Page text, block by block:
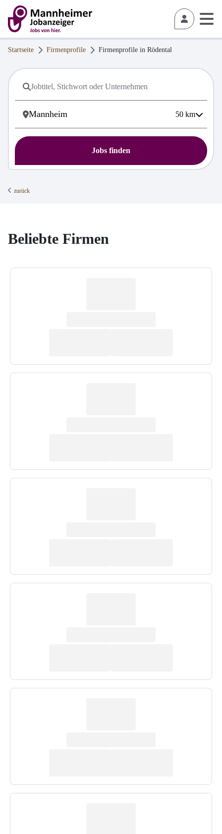
Startseite Firmenprofile Firmenprofile in Rödental
50 km
Jobs finden
zurück
Beliebte Firmen